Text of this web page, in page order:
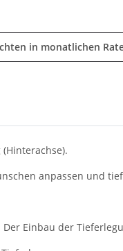
in monatlichen
anpassen und
Einbau der